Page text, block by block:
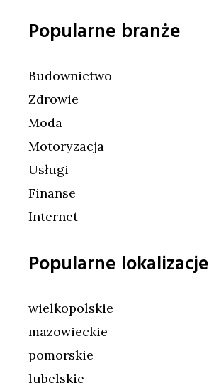
Popularne branże
Budownictwo
Zdrowie
Moda
Motoryzacja
Usługi
Finanse
Internet
Popularne lokalizacje
wielkopolskie
mazowieckie
pomorskie
lubelskie